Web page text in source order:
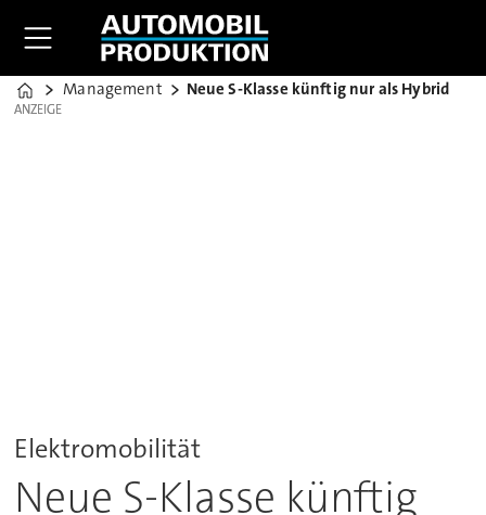
Home
Management Neue S-Klasse künftig nur als Hybrid
ANZEIGE
ANZEIGE
Elektromobilität
Neue S-Klasse künftig